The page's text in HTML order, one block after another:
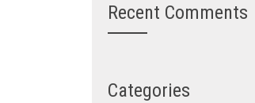
Recent Comments
Categories